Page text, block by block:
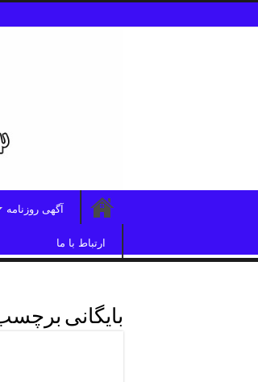
آگهی روزنامه
ارتباط با ما
بایگانی